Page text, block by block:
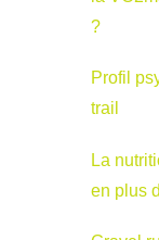
?
Profil
trail
La
en plus